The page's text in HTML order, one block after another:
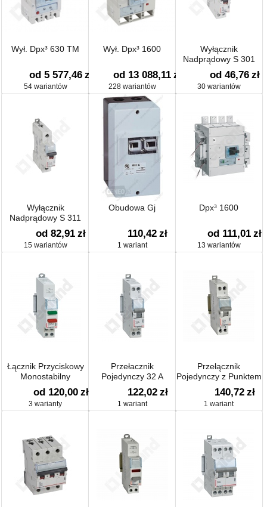
Wył. Dpx³ 630 TM
od 5 577,46 zł
54 wariantów
Wył. Dpx³ 1600
od 13 088,11 zł
228 wariantów
Wyłącznik
Nadprądowy S 301
od 46,76 zł
30 wariantów
Wyłącznik
Nadprądowy S 311
od 82,91 zł
15 wariantów
Obudowa Gj
110,42 zł
1 wariant
Dpx³ 1600
od 111,01 zł
13 wariantów
Łącznik Przyciskowy
Monostabilny
od 120,00 zł
3 warianty
Przełacznik
Pojedynczy 32 A
122,02 zł
1 wariant
Przełącznik
Pojedynczy z Punktem
Neutralnym 32 A
140,72 zł
1 wariant